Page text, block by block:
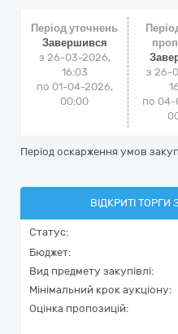
Період уточнень
Завершився
з 26-03-2026,
16:03
по 01-04-2026,
00:00
з 26-
по
Період оскарження умов
ВІДКРИТІ
Статус:
Бюджет:
Вид предмету закупівлі:
Мінімальний крок аукціону:
Оцінка пропозицій: